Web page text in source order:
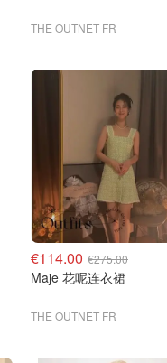
THE OUTNET FR
€114.00 €275.00
Maje 花呢连衣裙
THE OUTNET FR